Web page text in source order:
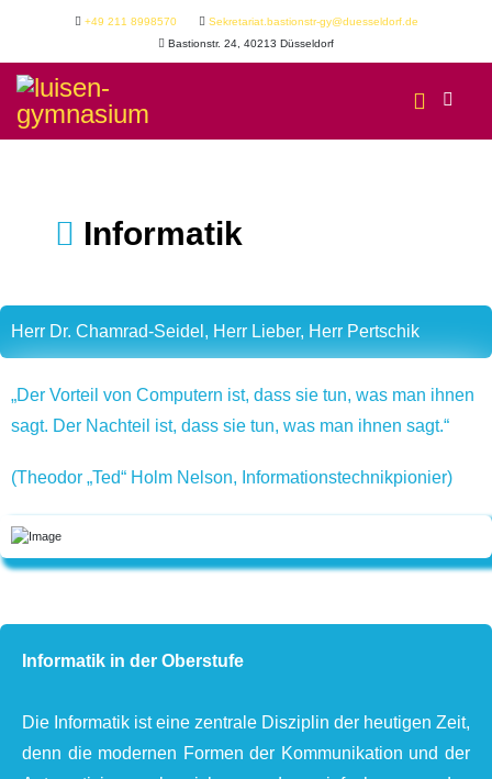
+49 211 8998570
Sekretariat.bastionstr-gy@duesseldorf.de
Bastionstr. 24, 40213 Düsseldorf
Informatik
Herr Dr. Chamrad-Seidel, Herr Lieber, Herr Pertschik
„Der Vorteil von Computern ist, dass sie tun, was man ihnen
sagt. Der Nachteil ist, dass sie tun, was man ihnen sagt.“
(Theodor „Ted“ Holm Nelson, Informationstechnikpionier)
Informatik in der Oberstufe
Die Informatik ist eine zentrale Disziplin der heutigen Zeit,
denn die modernen Formen der Kommunikation und der